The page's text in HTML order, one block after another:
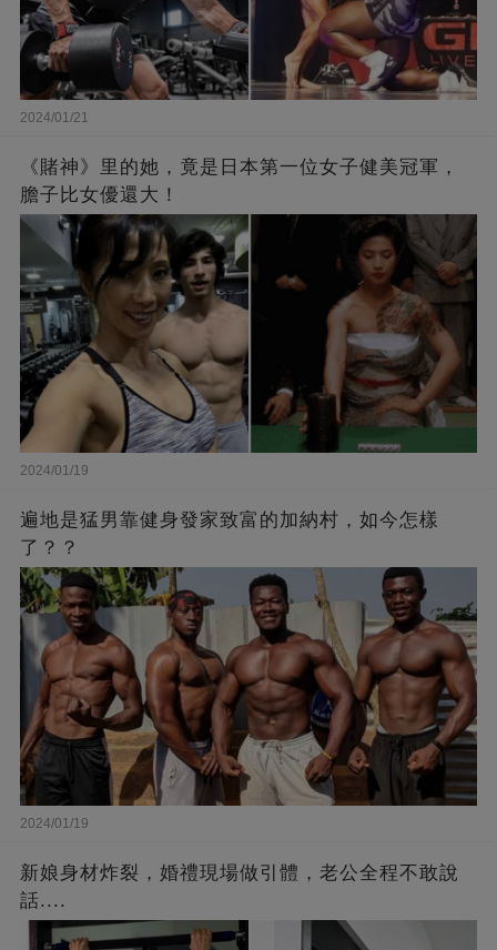
2024/01/21
《賭神》里的她，竟是日本第一位女子健美冠軍，
膽子比女優還大！
2024/01/19
遍地是猛男靠健身發家致富的加納村，如今怎樣
了？？
2024/01/19
新娘身材炸裂，婚禮現場做引體，老公全程不敢說
話....